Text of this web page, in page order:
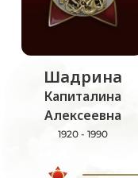
Шадрина
Капиталина
Алексеевна
1920 - 1990